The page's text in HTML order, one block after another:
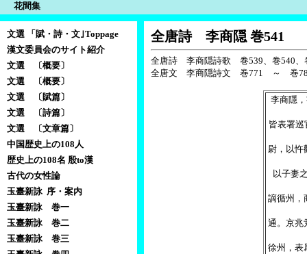
花間集
文選 「賦・詩・文｣Toppage
漢文委員会のサイト紹介
文選 〔概要〕
文選 〔概要〕
文選 〔賦篇〕
文選 〔詩篇〕
文選 〔文章篇〕
中国歴史上の108人
歴史上の108名 殷to漢
古代の女性論
玉臺新詠 序・案内
玉臺新詠 巻一
玉臺新詠 巻二
玉臺新詠 巻三
全唐詩 李商隠 巻541
全唐詩 李商隠詩歌 巻539、巻540
全唐文 李商隠詩文 巻771 ～
李商隱
皆表署巡
尉，以忤
以子妻
謫循州，
通。京兆
徐州，表